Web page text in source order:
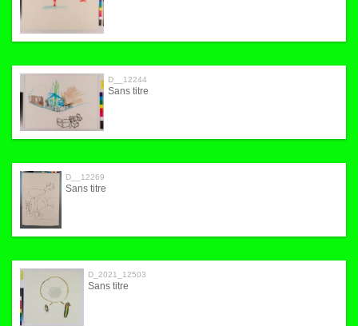
D__12244
Sans titre
D__12269
Sans titre
D_2021_12503
Sans titre